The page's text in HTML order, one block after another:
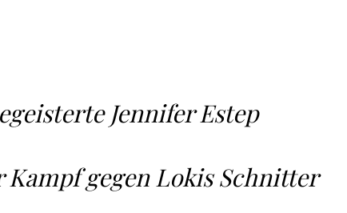
Jennifer Estep
gegen Lokis Schnitter